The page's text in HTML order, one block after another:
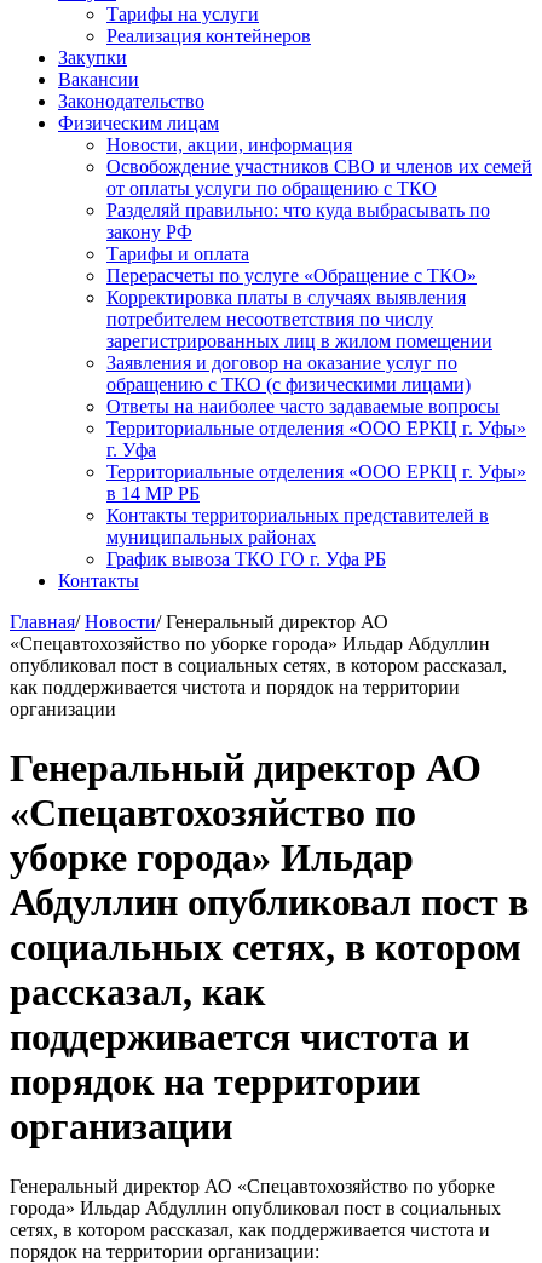
Тарифы на услуги
Реализация контейнеров
Закупки
Вакансии
Законодательство
Физическим лицам
Новости, акции, информация
Освобождение участников СВО и членов их семей
от оплаты услуги по обращению с ТКО
Разделяй правильно: что куда выбрасывать по
закону РФ
Тарифы и оплата
Перерасчеты по услуге «Обращение с ТКО»
Корректировка платы в случаях выявления
потребителем несоответствия по числу
зарегистрированных лиц в жилом помещении
Заявления и договор на оказание услуг по
обращению с ТКО (с физическими лицами)
Ответы на наиболее часто задаваемые вопросы
Территориальные отделения «ООО ЕРКЦ г. Уфы»
г. Уфа
Территориальные отделения «ООО ЕРКЦ г. Уфы»
в 14 МР РБ
Контакты территориальных представителей в
муниципальных районах
График вывоза ТКО ГО г. Уфа РБ
Контакты
Главная/ Новости/ Генеральный директор АО
«Спецавтохозяйство по уборке города» Ильдар Абдуллин
опубликовал пост в социальных сетях, в котором рассказал,
как поддерживается чистота и порядок на территории
организации
Генеральный директор АО
«Спецавтохозяйство по
уборке города» Ильдар
Абдуллин опубликовал пост в
социальных сетях, в котором
рассказал, как
поддерживается чистота и
порядок на территории
организации
Генеральный директор АО «Спецавтохозяйство по уборке
города» Ильдар Абдуллин опубликовал пост в социальных
сетях, в котором рассказал, как поддерживается чистота и
порядок на территории организации: